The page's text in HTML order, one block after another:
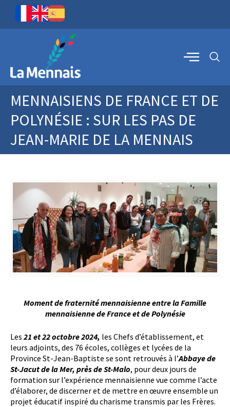
MENNAISIENS DE FRANCE ET DE
POLYNÉSIE : SUR LES PAS DE
JEAN-MARIE DE LA MENNAIS
Moment de fraternité mennaisienne entre la Famille
mennaisienne de France et de Polynésie
Les 21 et 22 octobre 2024, les Chefs d’établissement, et
leurs adjoints, des 76 écoles, collèges et lycées de la
Province St-Jean-Baptiste se sont retrouvés à l’Abbaye de
St-Jacut de la Mer, près de St-Malo, pour deux jours de
formation sur l’expérience mennaisienne vue comme l’acte
d’élaborer, de discerner et de mettre en œuvre ensemble un
projet éducatif inspiré du charisme transmis par les Frères.